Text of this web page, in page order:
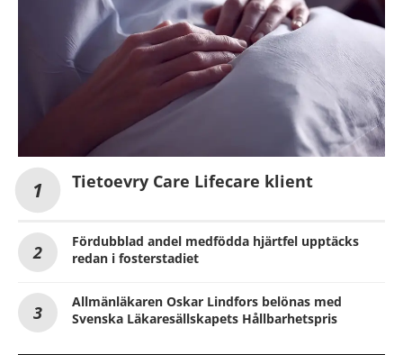
Tietoevry Care Lifecare klient
Fördubblad andel medfödda hjärtfel upptäcks
redan i fosterstadiet
Allmänläkaren Oskar Lindfors belönas med
Svenska Läkaresällskapets Hållbarhetspris